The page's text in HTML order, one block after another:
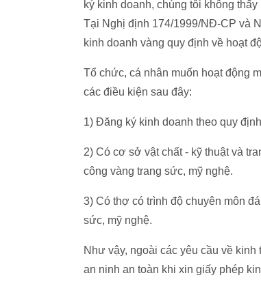
ký kinh doanh, chúng tôi không
Tại Nghị định 174/1999/NĐ-CP và
kinh doanh vàng quy định về hoạt
Tổ chức, cá nhân muốn hoạt động
các điều kiện sau đây:
1) Đăng ký kinh doanh theo quy
2) Có cơ sở vật chất - kỹ thuật và
công vàng trang sức, mỹ nghệ.
3) Có thợ có trình độ chuyên môn
sức, mỹ nghệ.
Như vậy, ngoài các yêu cầu về
an ninh an toàn khi xin giấy phép